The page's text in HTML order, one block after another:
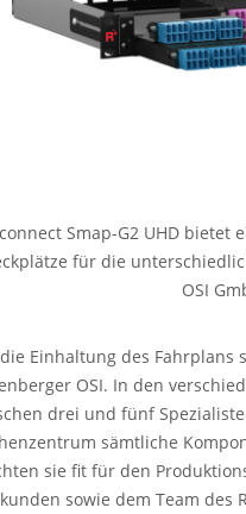
Smap-G2 UHD
für die
OSI
Einhaltung des Fahrplans
OSI. In den
drei und fünf
sämtliche
sie fit für den
sowie dem Team des